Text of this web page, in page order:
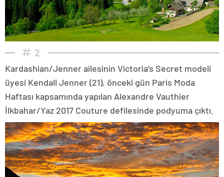
2
Kardashian/Jenner ailesinin Victoria’s Secret modeli
üyesi Kendall Jenner (21), önceki gün Paris Moda
Haftası kapsamında yapılan Alexandre Vauthier
İlkbahar/Yaz 2017 Couture defilesinde podyuma çıktı.